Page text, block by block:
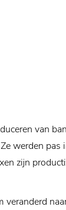
van
werden
zijn
veranderd